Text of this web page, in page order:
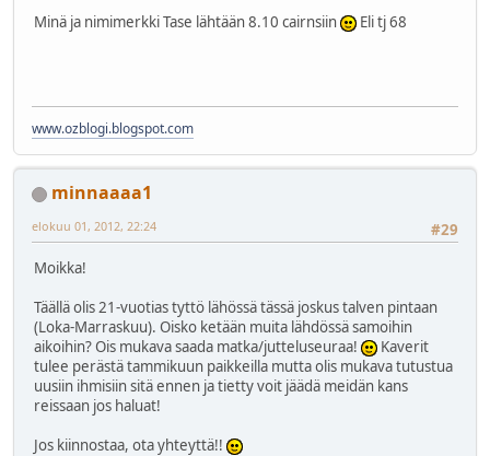
Minä ja nimimerkki Tase lähtään 8.10 cairnsiin Eli tj 68
www.ozblogi.blogspot.com
minnaaaa1
#29
elokuu 01, 2012, 22:24
Moikka!
Täällä olis 21-vuotias tyttö lähössä tässä joskus talven pintaan
(Loka-Marraskuu). Oisko ketään muita lähdössä samoihin
aikoihin? Ois mukava saada matka/jutteluseuraa!
Kaverit
tulee perästä tammikuun paikkeilla mutta olis mukava tutustua
uusiin ihmisiin sitä ennen ja tietty voit jäädä meidän kans
reissaan jos haluat!
Jos kiinnostaa, ota yhteyttä!!